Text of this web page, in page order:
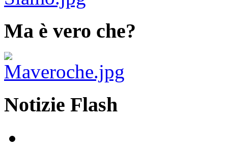
Ma è vero che?
Notizie Flash